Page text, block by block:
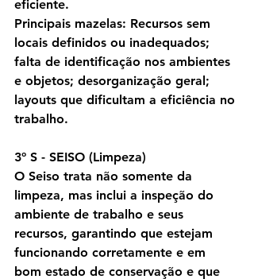
eficiente.
Principais mazelas: Recursos sem
locais definidos ou inadequados;
falta de identificação nos ambientes
e objetos; desorganização geral;
layouts que dificultam a eficiência no
trabalho.
3º S - SEISO (Limpeza)
O Seiso trata não somente da
limpeza, mas inclui a inspeção do
ambiente de trabalho e seus
recursos, garantindo que estejam
funcionando corretamente e em
bom estado de conservação e que